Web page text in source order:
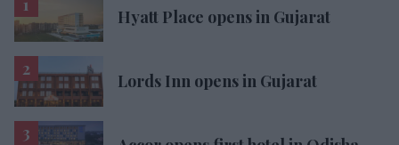
Hyatt Place opens in Gujarat
Lords Inn opens in Gujarat